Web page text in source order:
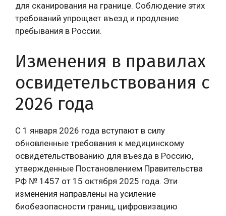
для сканирования на границе. Соблюдение этих
требований упрощает въезд и продление
пребывания в России.
Изменения в правилах
освидетельствования с
2026 года
С 1 января 2026 года вступают в силу
обновленные требования к медицинскому
освидетельствованию для въезда в Россию,
утвержденные Постановлением Правительства
РФ № 1457 от 15 октября 2025 года. Эти
изменения направлены на усиление
биобезопасности границ, цифровизацию